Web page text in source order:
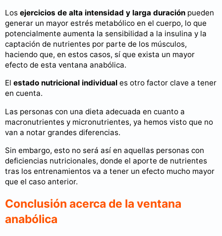
Los ejercicios de alta intensidad y larga duración pueden
generar un mayor estrés metabólico en el cuerpo, lo que
potencialmente aumenta la sensibilidad a la insulina y la
captación de nutrientes por parte de los músculos,
haciendo que, en estos casos, sí que exista un mayor
efecto de esta ventana anabólica.
El estado nutricional individual es otro factor clave a tener
en cuenta.
Las personas con una dieta adecuada en cuanto a
macronutrientes y micronutrientes, ya hemos visto que no
van a notar grandes diferencias.
Sin embargo, esto no será así en aquellas personas con
deficiencias nutricionales, donde el aporte de nutrientes
tras los entrenamientos va a tener un efecto mucho mayor
que el caso anterior.
Conclusión acerca de la ventana
anabólica